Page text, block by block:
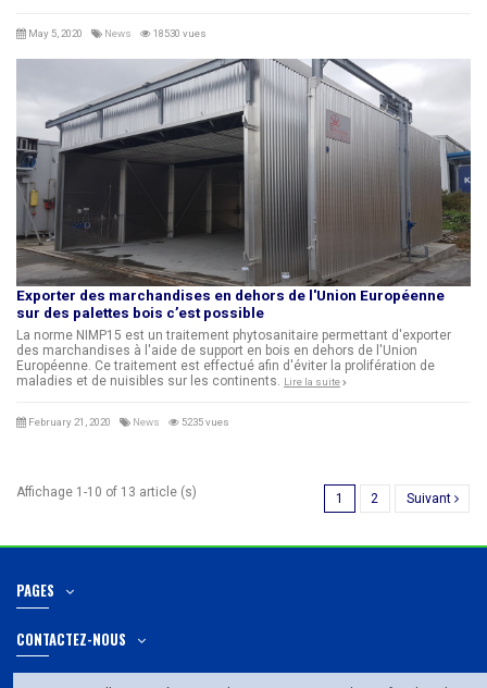
May 5, 2020 News 18530 vues
Exporter des marchandises en dehors de l'Union Européenne
sur des palettes bois c’est possible
La norme NIMP15 est un traitement phytosanitaire permettant d'exporter
des marchandises à l'aide de support en bois en dehors de l'Union
Européenne. Ce traitement est effectué afin d'éviter la prolifération de
maladies et de nuisibles sur les continents. Lire la suite
February 21, 2020 News 5235 vues
Affichage 1-10 of 13 article (s) 1 2 Suivant
PAGES
CONTACTEZ-NOUS